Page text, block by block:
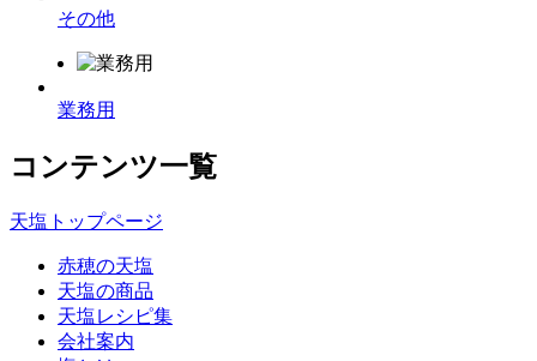
その他
業務用
コンテンツ一覧
天塩トップページ
赤穂の天塩
天塩の商品
天塩レシピ集
会社案内